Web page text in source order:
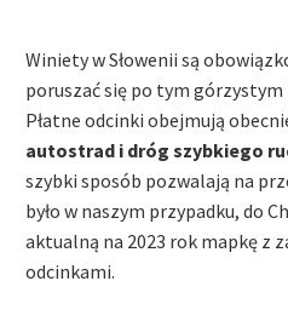
Winiety w Słowenii są
poruszać się po tym
Płatne odcinki obejmują
autostrad i dróg szybkiego
szybki sposób pozwalają na
było w naszym przypadku, do
aktualną na 2023 rok mapkę z
odcinkami.